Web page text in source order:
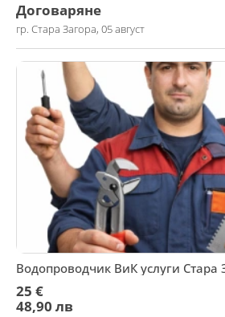
Договаряне
гр. Стара Загора, 05 август
Водопроводчик ВиК услуги Стара
25 €
48,90 лв